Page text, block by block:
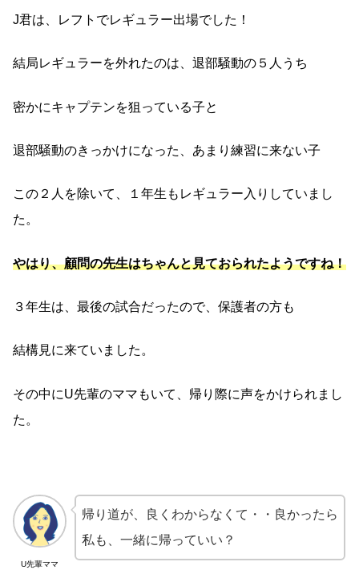
J君は、レフトでレギュラー出場でした！
結局レギュラーを外れたのは、退部騒動の５人うち
密かにキャプテンを狙っている子と
退部騒動のきっかけになった、あまり練習に来ない子
この２人を除いて、１年生もレギュラー入りしていまし
た。
やはり、顧問の先生はちゃんと見ておられたようですね！
３年生は、最後の試合だったので、保護者の方も
結構見に来ていました。
その中にU先輩のママもいて、帰り際に声をかけられまし
た。
U先輩ママ
帰り道が、良くわからなくて・・良かったら
私も、一緒に帰っていい？